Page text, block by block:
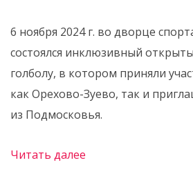
6 ноября 2024 г. во дворце
состоялся инклюзивный
голболу, в котором приняли
как Орехово-Зуево, так и
из Подмосковья.
Читать далее